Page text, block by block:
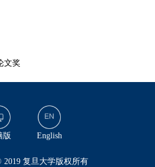
文奖
版 English
2019 复旦大学版权所有